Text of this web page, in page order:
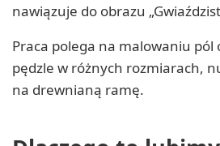
nawiązuje do obrazu
Praca polega na malowaniu
pędzle w różnych rozmiarach,
na drewnianą ramę.